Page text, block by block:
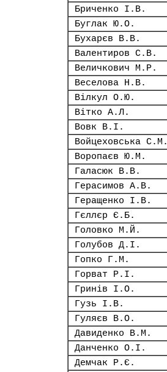
Бриченко І.В.
Буглак Ю.О.
Бухарєв В.В.
Валентиров С.В.
Величкович М.Р.
Веселова Н.В.
Вілкул О.Ю.
Вітко А.Л.
Вовк В.І.
Войцеховська С.М.
Воропаєв Ю.М.
Галасюк В.В.
Герасимов А.В.
Геращенко І.В.
Гєллєр Є.Б.
Головко М.Й.
Голубов Д.І.
Гопко Г.М.
Горват Р.І.
Гринів І.О.
Гузь І.В.
Гуляєв В.О.
Давиденко В.М.
Данченко О.І.
Демчак Р.Є.